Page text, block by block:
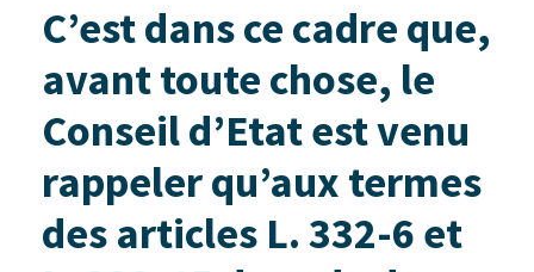
C’est dans ce cadre que,
avant toute chose, le
Conseil d’Etat est venu
rappeler qu’aux termes
des articles L. 332-6 et